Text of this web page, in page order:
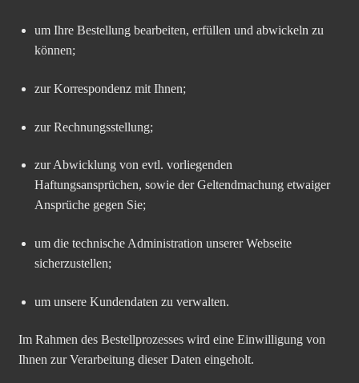
um Ihre Bestellung bearbeiten, erfüllen und abwickeln zu
können;
zur Korrespondenz mit Ihnen;
zur Rechnungsstellung;
zur Abwicklung von evtl. vorliegenden
Haftungsansprüchen, sowie der Geltendmachung etwaiger
Ansprüche gegen Sie;
um die technische Administration unserer Webseite
sicherzustellen;
um unsere Kundendaten zu verwalten.
Im Rahmen des Bestellprozesses wird eine Einwilligung von
Ihnen zur Verarbeitung dieser Daten eingeholt.